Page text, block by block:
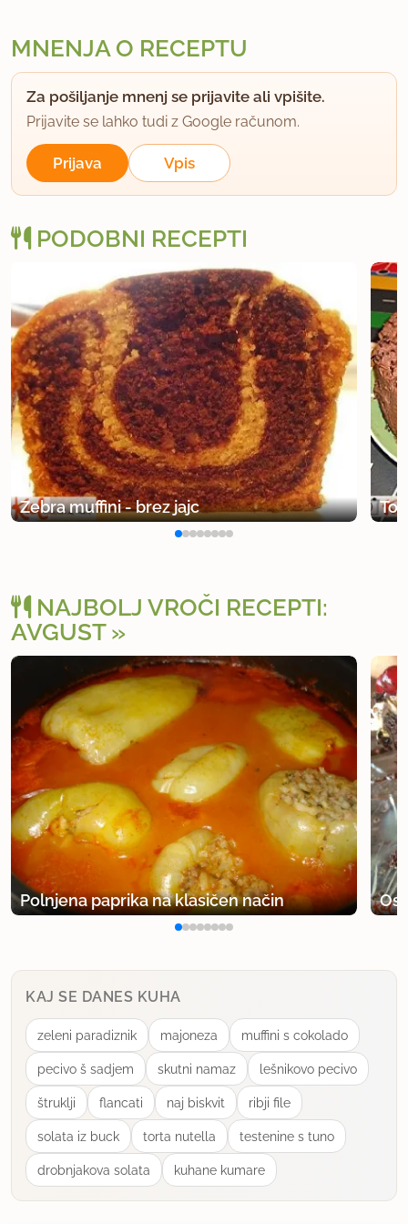
MNENJA O RECEPTU
Za pošiljanje mnenj se prijavite ali vpišite.
Prijavite se lahko tudi z Google računom.
Prijava Vpis
PODOBNI RECEPTI
Zebra muffini - brez jajc
NAJBOLJ VROČI RECEPTI:
AVGUST
Polnjena paprika na klasičen način
KAJ SE DANES KUHA
zeleni paradiznik majoneza muffini s cokolado
pecivo š sadjem skutni namaz lešnikovo pecivo
štruklji flancati naj biskvit ribji file
solata iz buck torta nutella testenine s tuno
drobnjakova solata kuhane kumare